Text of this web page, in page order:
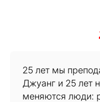
25 лет мы
Джуанг и 25 лет
меняются люди: